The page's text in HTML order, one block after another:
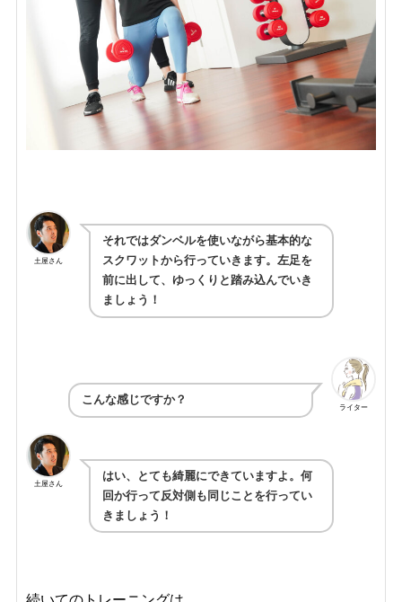
土屋さん
それではダンベルを使いながら基本的な
スクワットから行っていきます。左足を
前に出して、ゆっくりと踏み込んでいき
ましょう！
ライター
こんな感じですか？
土屋さん
はい、とても綺麗にできていますよ。何
回か行って反対側も同じことを行ってい
きましょう！